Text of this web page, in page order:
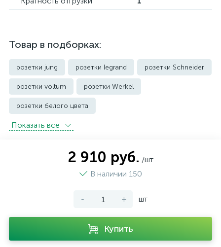
Товар в подборках:
розетки jung розетки legrand розетки Schneider
розетки voltum розетки Werkel
розетки белого цвета
розетки с защитой от влаги IP44 и выше
Показать всe
2 910 руб. /шт
В наличии 150
- + шт
Купить